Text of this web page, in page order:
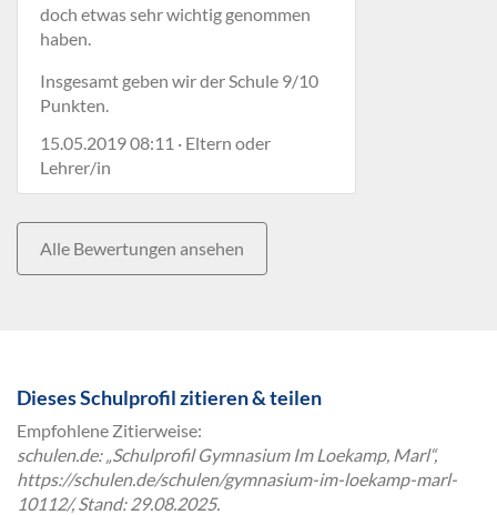
doch etwas sehr wichtig genommen
haben.
Insgesamt geben wir der Schule 9/10
Punkten.
15.05.2019 08:11 · Eltern oder
Lehrer/in
Alle Bewertungen ansehen
Dieses Schulprofil zitieren & teilen
Empfohlene Zitierweise:
schulen.de: „Schulprofil Gymnasium Im Loekamp, Marl“,
https://schulen.de/schulen/gymnasium-im-loekamp-marl-
10112/, Stand: 29.08.2025.